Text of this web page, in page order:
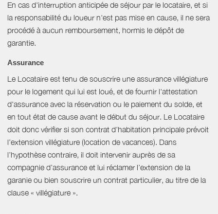
En cas d'interruption anticipée de séjour par le locataire, et si
la responsabilité du loueur n'est pas mise en cause, il ne sera
procédé à aucun remboursement, hormis le dépôt de
garantie.
Assurance
Le Locataire est tenu de souscrire une assurance villégiature
pour le logement qui lui est loué, et de fournir l'attestation
d'assurance avec la réservation ou le paiement du solde, et
en tout état de cause avant le début du séjour. Le Locataire
doit donc vérifier si son contrat d'habitation principale prévoit
l’extension villégiature (location de vacances). Dans
l’hypothèse contraire, il doit intervenir auprès de sa
compagnie d’assurance et lui réclamer l’extension de la
garanie ou bien souscrire un contrat particulier, au titre de la
clause « villégiature ».